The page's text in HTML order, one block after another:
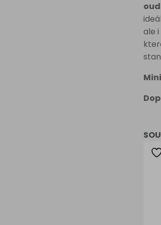
ale